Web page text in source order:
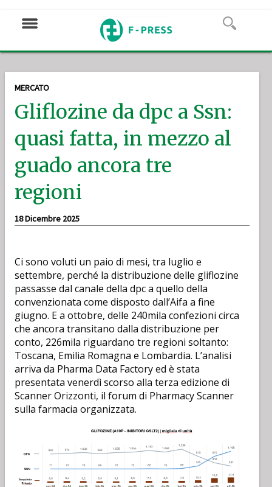
MERCATO
Gliflozine da dpc a Ssn:
quasi fatta, in mezzo al
guado ancora tre
regioni
18 Dicembre 2025
Ci sono voluti un paio di mesi, tra luglio e
settembre, perché la distribuzione delle gliflozine
passasse dal canale della dpc a quello della
convenzionata come disposto dall’Aifa a fine
giugno. E a ottobre, delle 240mila confezioni circa
che ancora transitano dalla distribuzione per
conto, 226mila riguardano tre regioni soltanto:
Toscana, Emilia Romagna e Lombardia. L’analisi
arriva da Pharma Data Factory ed è stata
presentata venerdì scorso alla terza edizione di
Scanner Orizzonti, il forum di Pharmacy Scanner
sulla farmacia organizzata.